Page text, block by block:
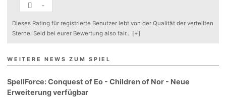
-
Dieses Rating für registrierte Benutzer lebt von der Qualität der verteilten
Sterne. Seid bei eurer Bewertung also fair... [+]
WEITERE NEWS ZUM SPIEL
SpellForce: Conquest of Eo - Children of Nor - Neue
Erweiterung verfügbar